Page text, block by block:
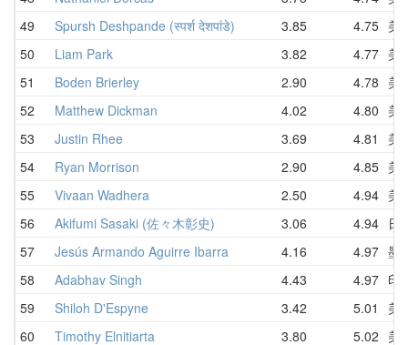
49
Spursh Deshpande (स्पर्श देशपांडे) 3.85 4.75 美
50
Liam Park 3.82 4.77 美
51
Boden Brierley 2.90 4.78 美
52
Matthew Dickman 4.02 4.80 美
53
Justin Rhee 3.69 4.81
美
54
Ryan Morrison 2.90 4.85 美
55
Vivaan Wadhera 2.50 4.94 美
56
Akifumi Sasaki (佐々木彰史) 3.06 4.94 日
57
Jesús Armando Aguirre Ibarra 4.16 4.97 墨
58
Adabhav Singh 4.43 4.97 印
59
Shiloh D'Espyne 3.42 5.01
美
60
Timothy Elnitiarta 3.80 5.02 美